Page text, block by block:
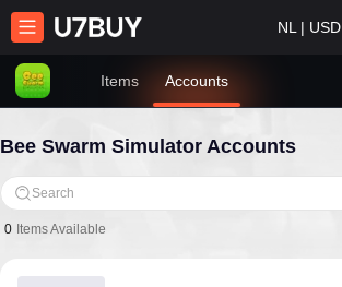
NL | USD
Items Accounts
Bee Swarm Simulator Accounts
Search
0 Items Available